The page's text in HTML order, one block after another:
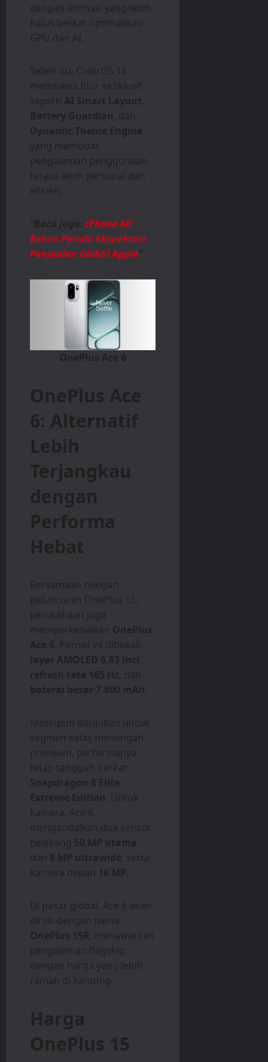
dengan animasi yang lebih
halus berkat optimalisasi
GPU dan AI.
Selain itu, ColorOS 16
membawa fitur eksklusif
seperti AI Smart Layout,
Battery Guardian, dan
Dynamic Theme Engine
yang membuat
pengalaman penggunaan
terasa lebih personal dan
efisien.
“Baca juga: iPhone Air
Belum Penuhi Ekspektasi
Penjualan Global Apple“
OnePlus Ace 6
OnePlus Ace
6: Alternatif
Lebih
Terjangkau
dengan
Performa
Hebat
Bersamaan dengan
peluncuran OnePlus 15,
perusahaan juga
memperkenalkan OnePlus
Ace 6. Ponsel ini dibekali
layar AMOLED 6,83 inci,
refresh rate 165 Hz, dan
baterai besar 7.800 mAh.
Meskipun ditujukan untuk
segmen kelas menengah
premium, performanya
tetap tangguh berkat
Snapdragon 8 Elite
Extreme Edition. Untuk
kamera, Ace 6
mengandalkan dua sensor
belakang 50 MP utama
dan 8 MP ultrawide, serta
kamera depan 16 MP.
Di pasar global, Ace 6 akan
dirilis dengan nama
OnePlus 15R, menawarkan
pengalaman flagship
dengan harga yang lebih
ramah di kantong.
Harga
OnePlus 15